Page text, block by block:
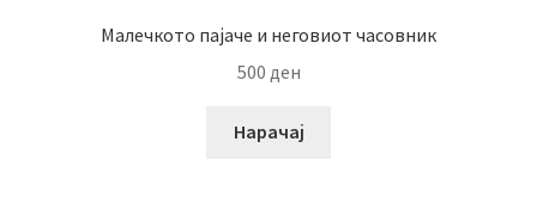
Малечкото пајаче и неговиот часовник
500 ден
Нарачај